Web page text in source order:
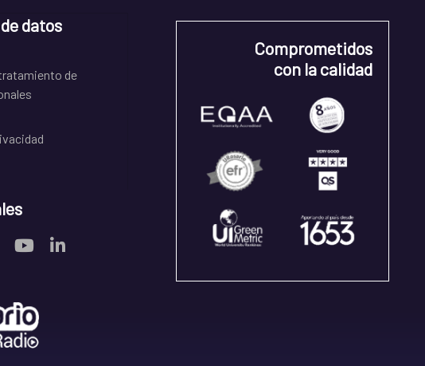
datos
de
Comprometidos
con la calidad